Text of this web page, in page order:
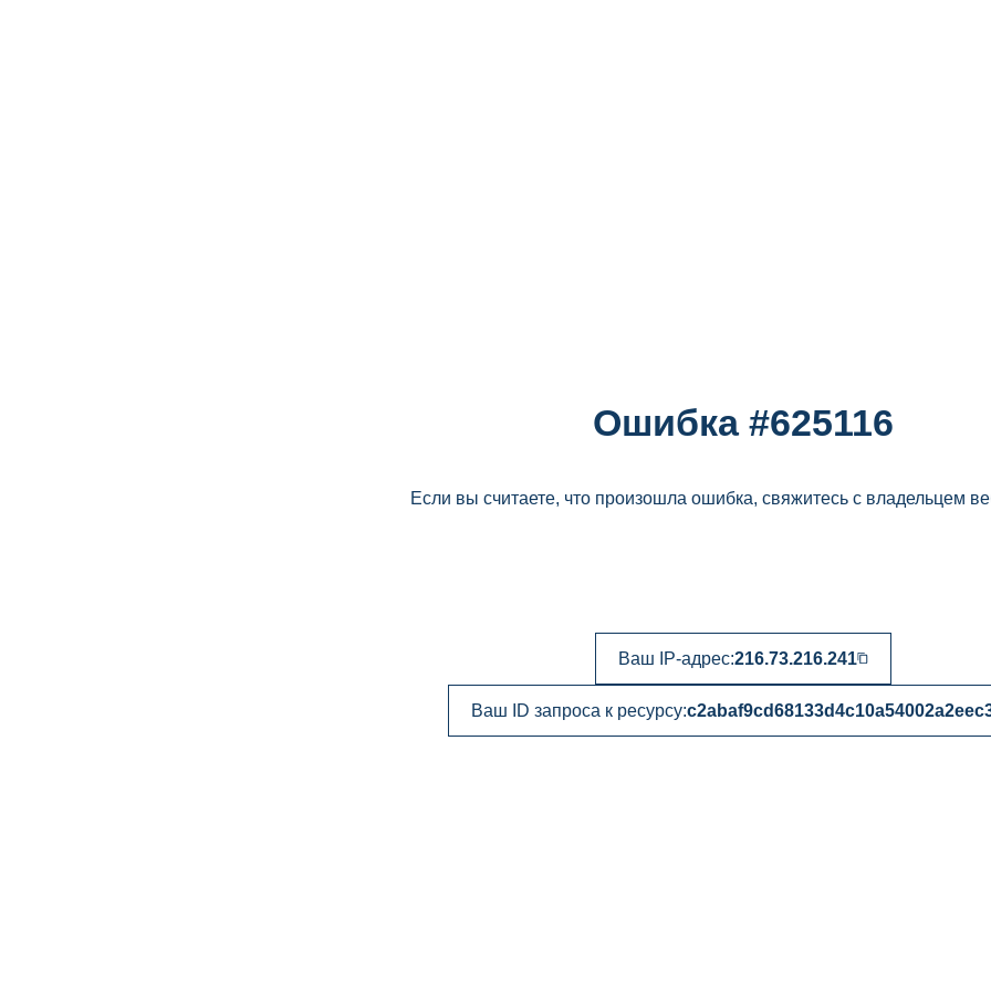
Ошибка #625116
Если вы считаете, что произошла ошибка, свяжитесь с владельцем
Ваш IP-адрес:216.73.216.241
Ваш ID запроса к ресурсу: